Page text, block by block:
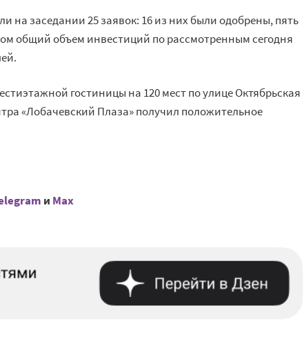
на заседании 25 заявок: 16 из них были одобрены, пять
общий объем инвестиций по рассмотренным сегодня
гостиницы на 120 мест по улице Октябрьская
«Лобачевский Плаза» получил положительное
и Mах